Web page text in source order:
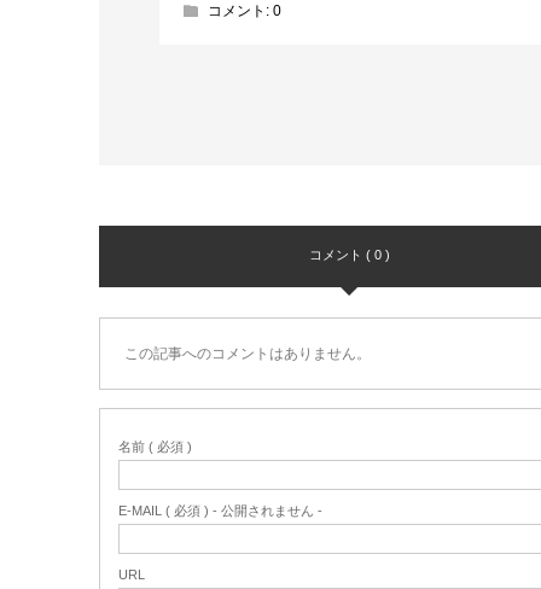
コメント: 0
コメント ( 0 )
この記事へのコメントはありません。
名前 ( 必須 )
E-MAIL ( 必須 ) - 公開されません -
URL